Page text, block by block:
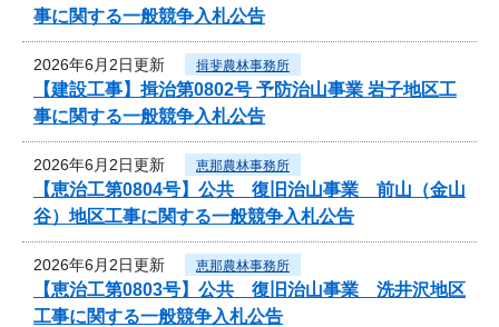
事に関する一般競争入札公告
2026年6月2日更新 揖斐農林事務所
【建設工事】揖治第0802号 予防治山事業 岩子地区工
事に関する一般競争入札公告
2026年6月2日更新 恵那農林事務所
【恵治工第0804号】公共 復旧治山事業 前山（金山
谷）地区工事に関する一般競争入札公告
2026年6月2日更新 恵那農林事務所
【恵治工第0803号】公共 復旧治山事業 洗井沢地区
工事に関する一般競争入札公告